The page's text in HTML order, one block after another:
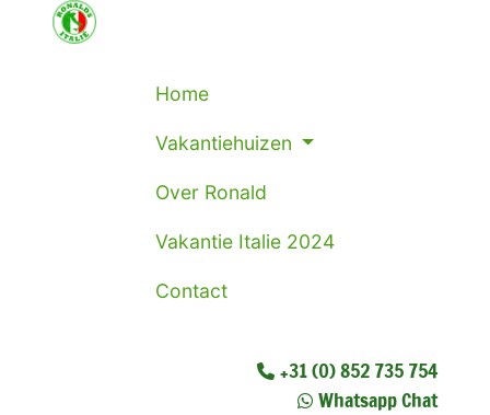
Home
Vakantiehuizen
Over Ronald
Vakantie Italie 2024
Contact
+31 (0) 852 735 754
Whatsapp Chat